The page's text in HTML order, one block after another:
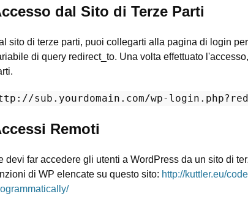
dal Sito di Terze Parti
sito di terze parti, puoi collegarti alla pagina di login
di query redirect_to. Una volta effettuato
//sub.yourdomain.com/wp-
Remoti
devi far accedere gli utenti a WordPress da un sito di
di WP elencate su questo sito: http://kuttler.eu/